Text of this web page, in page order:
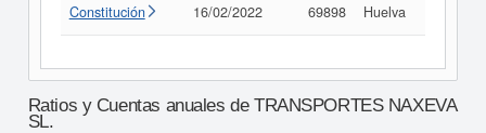
Constitución 16/02/2022 69898 Huelva
Ratios y Cuentas anuales de TRANSPORTES NAXEVA
SL.